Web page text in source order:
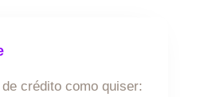
crédito como quiser: